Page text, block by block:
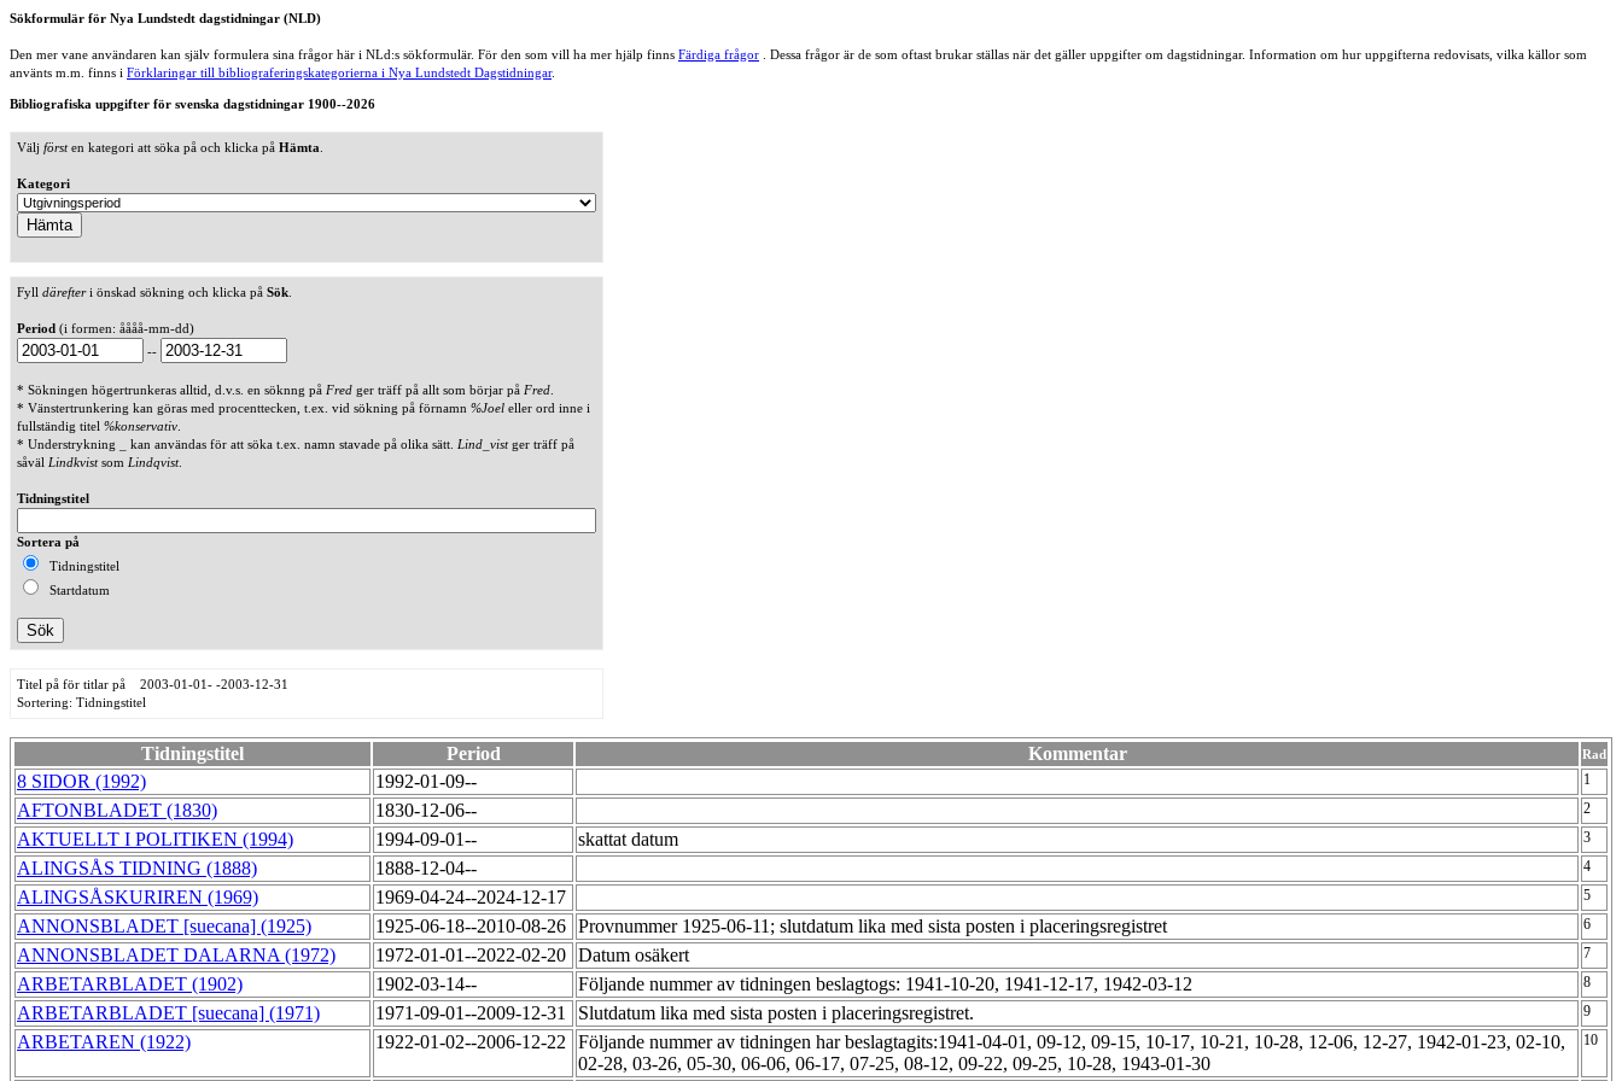
Sökformulär för Nya Lundstedt dagstidningar (NLD)
Den mer vane användaren kan själv formulera sina frågor här i NLd:s sökformulär. För den som vill ha mer hjälp finns Färdiga frågor . Dessa frågor är de som oftast brukar ställas när det gäller uppgifter om dagstidningar. Information om hur uppgifterna redovisats, vilka källor som
använts m.m. finns i Förklaringar till bibliograferingskategorierna i Nya Lundstedt Dagstidningar.
Bibliografiska uppgifter för svenska dagstidningar 1900--2026
Välj försten kategori att söka på och klicka på Hämta
Kategori
Fyll därefteri önskad sökning och klicka på Sök
Period (i formen: åååå-mm-dd)
--
* Sökningen högertrunkeras alltid, d.v.s. en söknng på Fred ger träff på allt som börjar på Fred
* Vänstertrunkering kan göras med procenttecken, t.ex. vid sökning på förnamn %Joel eller ord inne i
fullständig titel %konservativ
* Understrykning _ kan användas för att söka t.ex. namn stavade på olika sätt. Lind_vistger träff på
såväl Lindkvistsom Lindqvist.
Tidningstitel
Sortera på
Tidningstitel
Startdatum
Titel på för titlar på 2003-01-01- -2003-12-31
Sortering: Tidningstitel
Tidningstitel Period Kommentar Rad
8 SIDOR (1992) 1992-01-09-- 1
AFTONBLADET (1830) 1830-12-06-- 2
AKTUELLT I POLITIKEN (1994) 1994-09-01-- skattat datum 3
ALINGSÅS TIDNING (1888) 1888-12-04-- 4
ALINGSÅSKURIREN (1969) 1969-04-24--2024-12-17 5
ANNONSBLADET [suecana] (1925) 1925-06-18--2010-08-26 Provnummer 1925-06-11; slutdatum lika med sista posten i placeringsregistret 6
ANNONSBLADET DALARNA (1972) 1972-01-01--2022-02-20 Datum osäkert 7
ARBETARBLADET (1902) 1902-03-14-- Följande nummer av tidningen beslagtogs: 1941-10-20, 1941-12-17, 1942-03-12 8
ARBETARBLADET [suecana] (1971) 1971-09-01--2009-12-31 Slutdatum lika med sista posten i placeringsregistret. 9
ARBETAREN (1922) 1922-01-02--2006-12-22
Följande nummer av tidningen har beslagtagits:1941-04-01, 09-12, 09-15, 10-17, 10-21, 10-28, 12-06, 12-27, 1942-01-23, 02-10,
02-28, 03-26, 05-30, 06-06, 06-17, 07-25, 08-12, 09-22, 09-25, 10-28, 1943-01-30
10